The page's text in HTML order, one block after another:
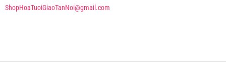
ShopHoaTuoiGiaoTanNoi@gmail.com